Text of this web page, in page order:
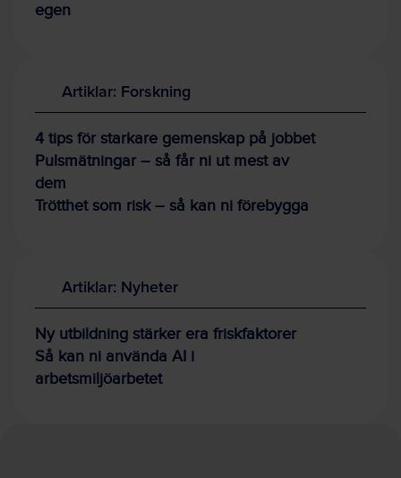
egen
Artiklar: Forskning
4 tips för starkare gemenskap på jobbet
Pulsmätningar – så får ni ut mest av
dem
Trötthet som risk – så kan ni förebygga
Artiklar: Nyheter
Ny utbildning stärker era friskfaktorer
Så kan ni använda AI i
arbetsmiljöarbetet